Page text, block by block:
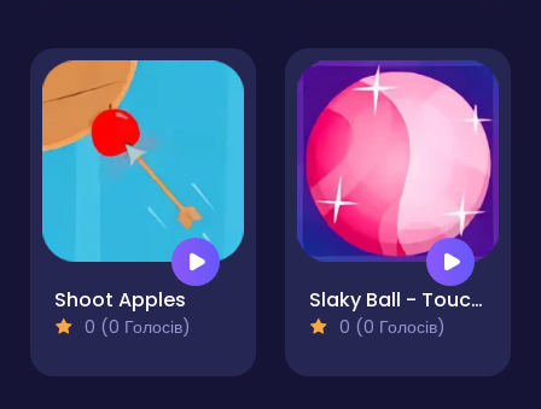
Shoot Apples
0 (0 Голосів)
Slaky Ball - Touch Ball Game
0 (0 Голосів)